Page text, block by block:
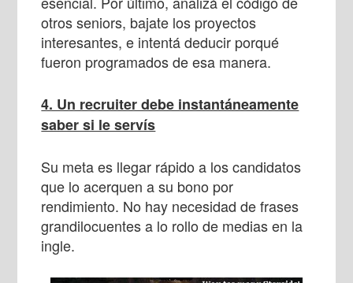
otros seniors, bajate los proyectos
interesantes, e intentá deducir porqué
fueron programados de esa manera.
4. Un recruiter debe instantáneamente
saber si le servís
Su meta es llegar rápido a los candidatos
que lo acerquen a su bono por
rendimiento. No hay necesidad de frases
grandilocuentes a lo rollo de medias en la
ingle.